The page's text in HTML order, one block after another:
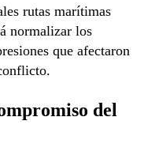
rutas marítimas
normalizar los
que afectaron
del